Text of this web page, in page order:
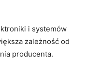
i systemów
zależność od
producenta.